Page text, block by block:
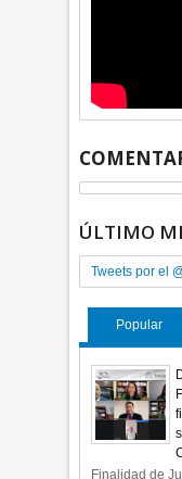
ÚLTIMO
Tweets por el
Popular
Finalidad de